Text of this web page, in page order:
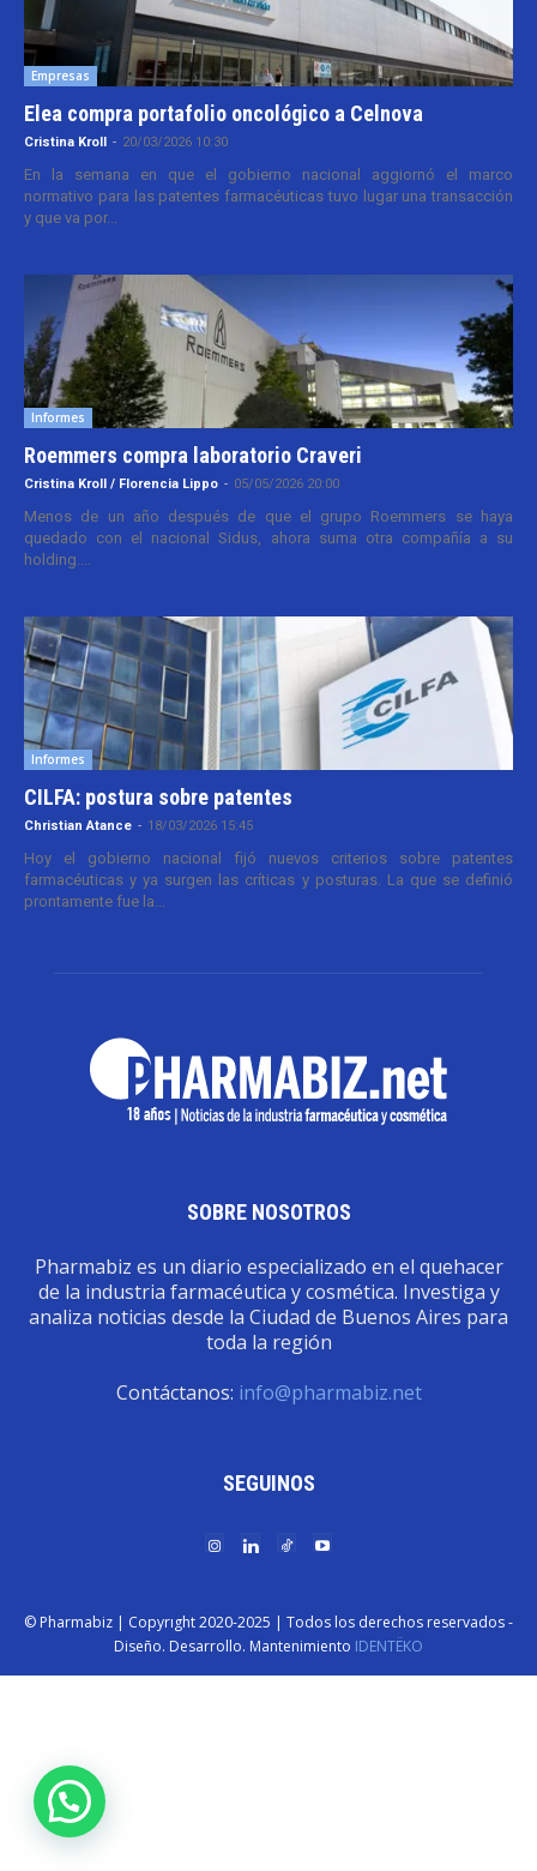
Empresas
Elea compra portafolio oncológico a Celnova
Cristina Kroll - 20/03/2026 10:30
En la semana en que el gobierno nacional aggiornó el marco
normativo para las patentes farmacéuticas tuvo lugar una transacción
y que va por...
Informes
Roemmers compra laboratorio Craveri
Cristina Kroll / Florencia Lippo - 05/05/2026 20:00
Menos de un año después de que el grupo Roemmers se haya
quedado con el nacional Sidus, ahora suma otra compañía a su
holding....
Informes
CILFA: postura sobre patentes
Christian Atance - 18/03/2026 15:45
Hoy el gobierno nacional fijó nuevos criterios sobre patentes
farmacéuticas y ya surgen las críticas y posturas. La que se definió
prontamente fue la...
SOBRE NOSOTROS
Pharmabiz es un diario especializado en el quehacer
de la industria farmacéutica y cosmética. Investiga y
analiza noticias desde la Ciudad de Buenos Aires para
toda la región
Contáctanos: info@pharmabiz.net
SEGUINOS
© Pharmabiz | Copyrıght 2020-2025 | Todos los derechos reservados -
Diseño. Desarrollo. Mantenimiento IDENTËKO